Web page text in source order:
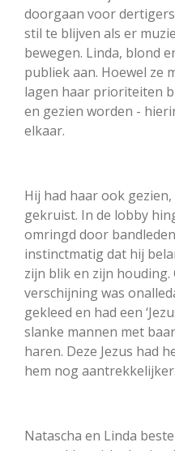
doorgaan voor
stil te blijven als er
bewegen. Linda, blond
publiek aan. Hoewel ze
lagen haar prioriteiten
en gezien worden -
elkaar.
Hij had haar ook
gekruist. In de lobby
omringd door
instinctmatig dat hij
zijn blik en zijn
verschijning was
gekleed en had een
slanke mannen met
haren. Deze Jezus had
hem nog aantrekkelijker.
Natascha en Linda